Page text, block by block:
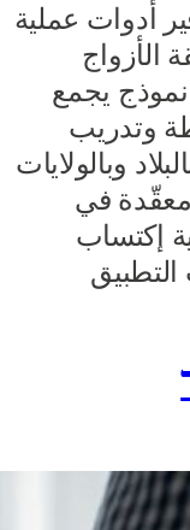
أدوات عملية
الأزواج
نموذج يجمع
وتدريب
وبالولايات
معقّدة في
إكتساب